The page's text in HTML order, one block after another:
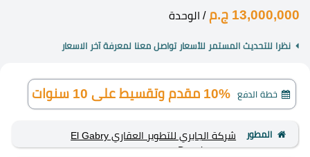
13,000,000 ج.م / الوحدة
نظرا للتحديث المستمر للأسعار تواصل معنا لمعرفة آخر الاسعار
خطة الدفع 10% مقدم وتقسيط على 10 سنوات
المطور
شركة الجابري للتطوير العقاري El Gabry
Development